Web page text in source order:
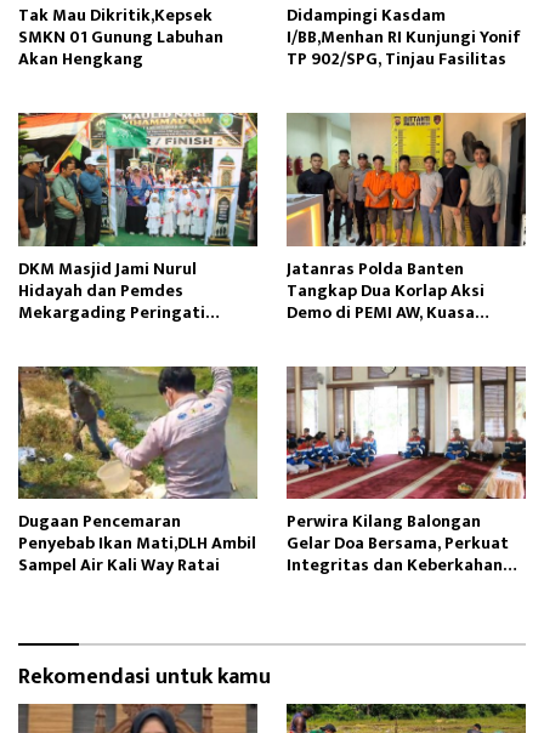
Tak Mau Dikritik,Kepsek
SMKN 01 Gunung Labuhan
Akan Hengkang
Didampingi Kasdam
I/BB,Menhan RI Kunjungi Yonif
TP 902/SPG, Tinjau Fasilitas
DKM Masjid Jami Nurul
Hidayah dan Pemdes
Mekargading Peringati
Jatanras Polda Banten
Tangkap Dua Korlap Aksi
Demo di PEMI AW, Kuasa
Dugaan Pencemaran
Penyebab Ikan Mati,DLH Ambil
Sampel Air Kali Way Ratai
Perwira Kilang Balongan
Gelar Doa Bersama, Perkuat
Integritas dan Keberkahan
Rekomendasi untuk kamu